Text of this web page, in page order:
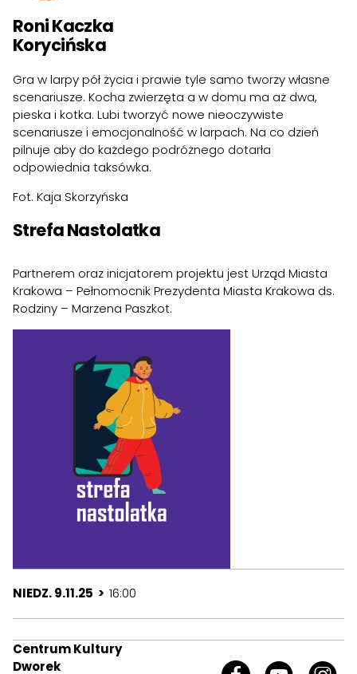
Roni Kaczka
Korycińska
Gra w larpy pół życia i prawie tyle samo tworzy własne
scenariusze. Kocha zwierzęta a w domu ma aż dwa,
pieska i kotka. Lubi tworzyć nowe nieoczywiste
scenariusze i emocjonalność w larpach. Na co dzień
pilnuje aby do każdego podróżnego dotarła
odpowiednia taksówka.
Fot. Kaja Skorzyńska
Strefa Nastolatka
Partnerem oraz inicjatorem projektu jest Urząd Miasta
Krakowa – Pełnomocnik Prezydenta Miasta Krakowa ds.
Rodziny – Marzena Paszkot.
NIEDZ. 9.11.25 > 16:00
Centrum Kultury
Dworek